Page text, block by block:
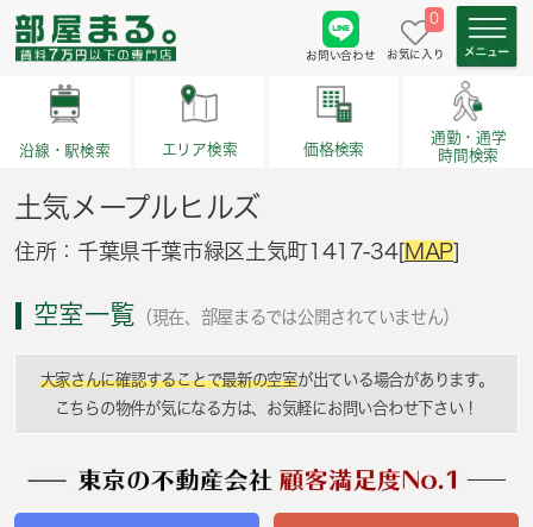
お問い合わせ
0
お気に入り
沿線・駅検索 エリア検索 価格検索
通勤・通学
時間検索
土気メープルヒルズ
住所：千葉県千葉市緑区土気町1417-34[MAP]
空室一覧 （現在、部屋まるでは公開されていません）
大家さんに確認することで最新の空室が出ている場合があります。
こちらの物件が気になる方は、お気軽にお問い合わせ下さい！